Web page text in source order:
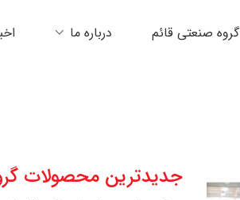
گروه صنعتی قائم درباره ما
جدیدترین محصولات